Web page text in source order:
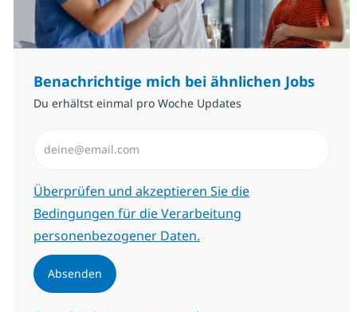
Benachrichtige mich bei ähnlichen Jobs
Du erhältst einmal pro Woche Updates
Erforderlich
Überprüfen und akzeptieren Sie die
Bedingungen für die Verarbeitung
personenbezogener Daten.
Absenden